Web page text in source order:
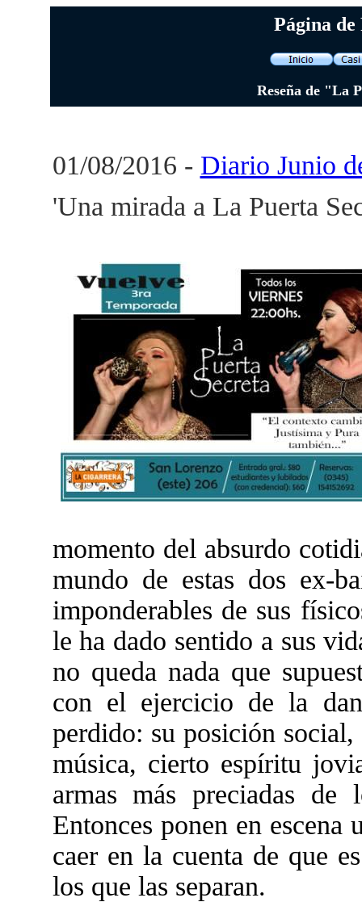
Página
Reseña de "La
01/08/2016 - Diario Junio
'Una mirada a La Puerta
momento del absurdo
mundo de estas dos ex-
imponderables de sus
le ha dado sentido a sus
no queda nada que
con el ejercicio de la
perdido: su posición social,
música, cierto espíritu
armas más preciadas de
Entonces ponen en escena
caer en la cuenta de que
los que las separan.